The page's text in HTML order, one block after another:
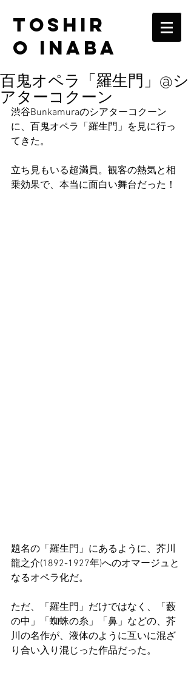
TOSHIR
O INABA
百鬼オペラ「羅生門」@シ
アターコクーン
渋谷Bunkamuraのシアターコクーン
に、百鬼オペラ「羅生門」を見に行っ
てきた。
立ち見もいる超満員。観客の熱気と相
乗効果で、本当に面白い舞台だった！
題名の「羅生門」にあるように、芥川
龍之介(1892-1927年)へのオマージュと
なるオペラ化だ。
ただ、「羅生門」だけではなく、「藪
の中」「蜘蛛の糸」「鼻」などの、芥
川の名作が、液体のように互いに混ざ
り合い入り混じった作品だった。